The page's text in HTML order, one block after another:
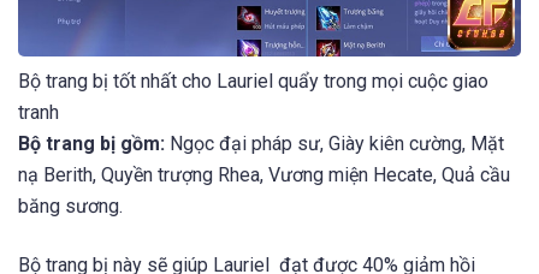
Bộ trang bị tốt nhất cho Lauriel quẩy trong mọi cuộc giao
tranh
Bộ trang bị gồm: Ngọc đại pháp sư, Giày kiên cường, Mặt
nạ Berith, Quyền trượng Rhea, Vương miện Hecate, Quả cầu
băng sương.
Bộ trang bị này sẽ giúp Lauriel đạt được 40% giảm hồi